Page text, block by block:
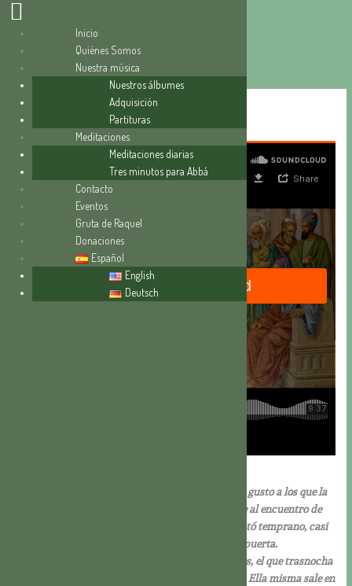
contenido
La sabiduría
La Sabiduría es luz y no se opaca; se muestra con gusto a los que la
aman, se deja encontrar por los que la aman. Sale al encuentro de
los que la quieren conocer; el que por ella se levantó temprano, casi
no tendrá que esforzarse: la hallará sentada a su puerta.
Apasionarse por ella es la mejor de las ambiciones, el que trasnocha
a causa de ella estará pronto sin preocupaciones. Ella misma sale en
Inicio
Quiénes Somos
Nuestra música
Nuestros álbumes
Adquisición
Partituras
Meditaciones
Meditaciones diarias
Tres minutos para Abbá
Contacto
Eventos
Gruta de Raquel
Donaciones
Español
English
Deutsch